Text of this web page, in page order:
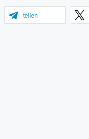
teilen